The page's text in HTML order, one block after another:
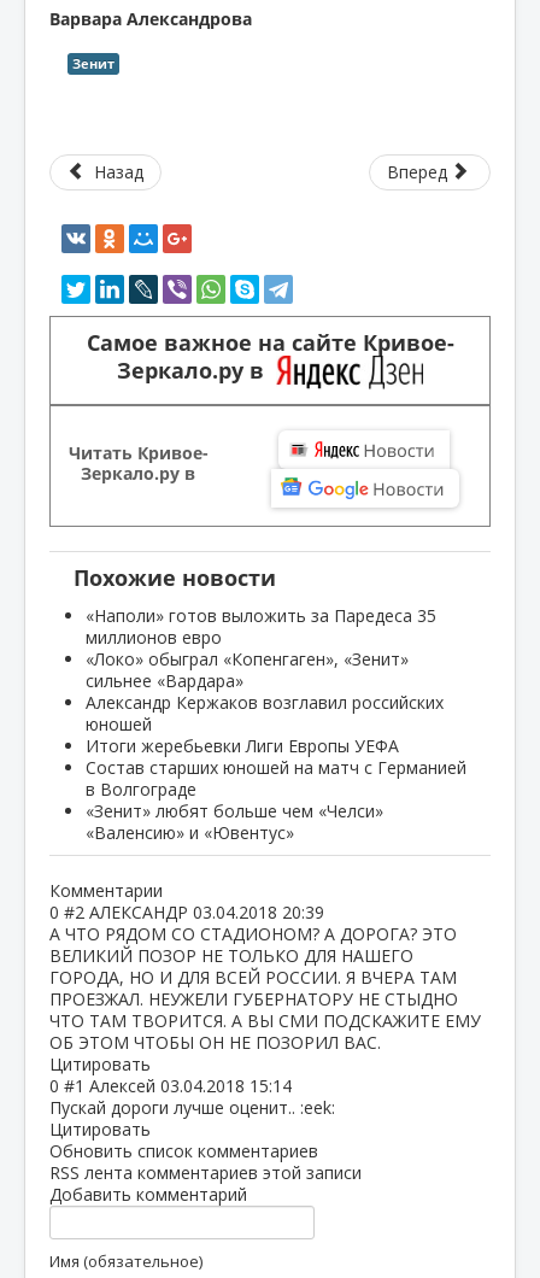
Варвара Александрова
Зенит
Назад Вперед
Самое важное на сайте Кривое-
Зеркало.ру в
Читать Кривое-
Зеркало.ру в
Похожие новости
«Наполи» готов выложить за Паредеса 35
миллионов евро
«Локо» обыграл «Копенгаген», «Зенит»
сильнее «Вардара»
Александр Кержаков возглавил российских
юношей
Итоги жеребьевки Лиги Европы УЕФА
Состав старших юношей на матч с Германией
в Волгограде
«Зенит» любят больше чем «Челси»
«Валенсию» и «Ювентус»
Комментарии
0 #2 АЛЕКСАНДР 03.04.2018 20:39
А ЧТО РЯДОМ СО СТАДИОНОМ? А ДОРОГА? ЭТО
ВЕЛИКИЙ ПОЗОР НЕ ТОЛЬКО ДЛЯ НАШЕГО
ГОРОДА, НО И ДЛЯ ВСЕЙ РОССИИ. Я ВЧЕРА ТАМ
ПРОЕЗЖАЛ. НЕУЖЕЛИ ГУБЕРНАТОРУ НЕ СТЫДНО
ЧТО ТАМ ТВОРИТСЯ. А ВЫ СМИ ПОДСКАЖИТЕ ЕМУ
ОБ ЭТОМ ЧТОБЫ ОН НЕ ПОЗОРИЛ ВАС.
Цитировать
0 #1 Алексей 03.04.2018 15:14
Пускай дороги лучше оценит.. :eek:
Цитировать
Обновить список комментариев
RSS лента комментариев этой записи
Добавить комментарий
Имя (обязательное)